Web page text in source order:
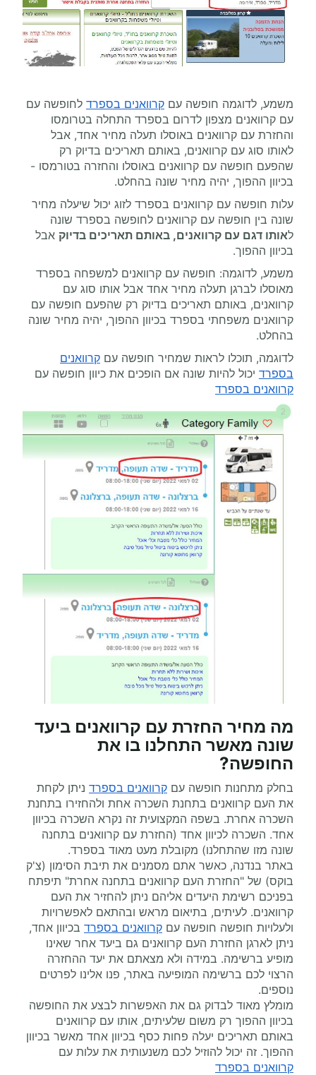
משמע, לדוגמה חופשה עם קרוואנים בספרד לחופשה עם
עם קרוואנים מצפון לדרום בספרד התחלה בטרומסו
והחזרת עם קרוואנים באוסלו תעלה מחיר אחד, אבל
לאותו סוג עם קרוואנים, באותם תאריכים בדיוק רק
שהפעם חופשה עם קרוואנים באוסלו והחזרה בטורמסו -
בכיוון ההפוך, יהיה מחיר שונה בהחלט.
עלות חופשה עם קרוואנים בספרד לזוג יכול שיעלה מחיר
שונה בין חופשה עם קרוואנים לחופשה בספרד שונה
לאותו דגם עם קרוואנים, באותם תאריכים בדיוק אבל
בכיוון ההפוך.
משמע, לדוגמה: חופשה עם קרוואנים למשפחה בספרד
מאוסלו לברגן תעלה מחיר אחד אבל אותו סוג עם
קרוואנים, באותם תאריכים בדיוק רק שהפעם חופשה עם
קרוואנים משפחתי בספרד בכיוון ההפוך, יהיה מחיר שונה
בהחלט.
לדוגמה, תוכלו לראות שמחיר חופשה עם קרוואנים
בספרד יכול להיות שונה אם הופכים את כיוון חופשה עם
קרוואנים בספרד
מה מחיר החזרת עם קרוואנים ביעד
שונה מאשר התחלנו בו את
החופשה?
בחלק מתחנות חופשה עם קרוואנים בספרד ניתן לקחת
את העם קרוואנים בתחנת השכרה אחת ולהחזירו בתחנת
השכרה אחרת. בשפה המקצועית זה נקרא השכרה בכיוון
אחד. השכרה לכיוון אחד (החזרת עם קרוואנים בתחנה
שונה מזו שהתחלנו) מקובלת מעט מאוד בספרד.
באתר בנדנה, כאשר אתם מסמנים את תיבת הסימון (צ'ק
בוקס) של "החזרת העם קרוואנים בתחנה אחרת" תיפתח
בפניכם רשימת היעדים אליהם ניתן להחזיר את העם
קרוואנים. לעיתים, בתיאום מראש ובהתאם לאפשרויות
ולעלויות חופשה חופשה עם קרוואנים בספרד בכיוון אחד,
ניתן לארגן החזרת העם קרוואנים גם ביעד אחר שאינו
מופיע ברשימה. במידה ולא מצאתם את יעד ההחזרה
הרצוי לכם ברשימה המופיעה באתר, פנו אלינו לפרטים
נוספים.
מומלץ מאוד לבדוק גם את האפשרות לבצע את החופשה
בכיוון ההפוך רק משום שלעיתים, אותו עם קרוואנים
באותם תאריכים יעלה פחות כסף בכיוון אחד מאשר בכיוון
ההפוך. זה יכול להוזיל לכם משנעותית את עלות עם
קרוואנים בספרד